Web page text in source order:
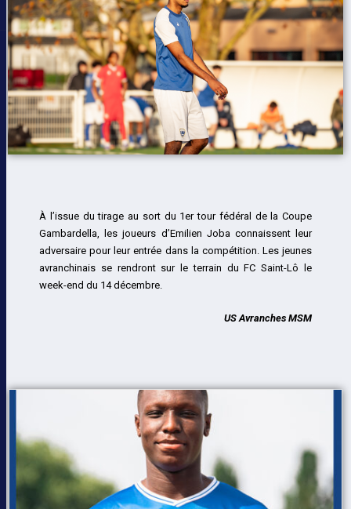
À l’issue du tirage au sort du 1er tour fédéral de la Coupe
Gambardella, les joueurs d’Emilien Joba connaissent leur
adversaire pour leur entrée dans la compétition. Les jeunes
avranchinais se rendront sur le terrain du FC Saint-Lô le
week-end du 14 décembre.
US Avranches MSM